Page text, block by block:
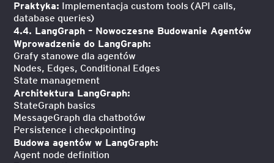
Praktyka: Implementacja custom tools (API calls,
database queries)
4.4. LangGraph – Nowoczesne Budowanie Agentów
Wprowadzenie do LangGraph:
Grafy stanowe dla agentów
Nodes, Edges, Conditional Edges
State management
Architektura LangGraph:
StateGraph basics
MessageGraph dla chatbotów
Persistence i checkpointing
Budowa agentów w LangGraph:
Agent node definition